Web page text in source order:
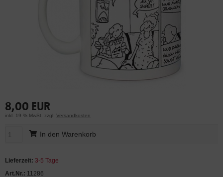
8,00 EUR
inkl. 19 % MwSt. zzgl. Versandkosten
In den Warenkorb
Lieferzeit: 3-5 Tage
Art.Nr.: 11286